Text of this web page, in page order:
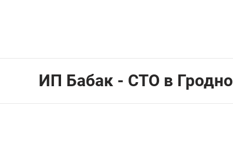
ИП Бабак - СТО в Гродно